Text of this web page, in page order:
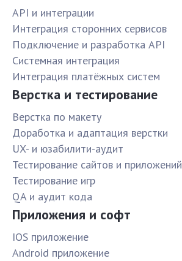
API и интеграции
Интеграция сторонних сервисов
Подключение и разработка API
Системная интеграция
Интеграция платёжных систем
Верстка и тестирование
Верстка по макету
Доработка и адаптация верстки
UX- и юзабилити-аудит
Тестирование сайтов и приложений
Тестирование игр
QA и аудит кода
Приложения и софт
IOS приложение
Android приложение